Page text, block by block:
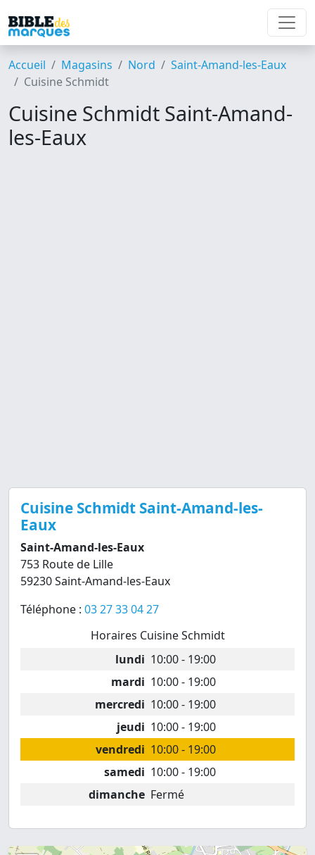
Accueil Magasins Nord
Saint-Amand-les-Eaux
Cuisine Schmidt
Cuisine Schmidt Saint-Amand-
les-Eaux
Cuisine Schmidt Saint-Amand-les-
Eaux
Saint-Amand-les-Eaux
753 Route de Lille
59230 Saint-Amand-les-Eaux
Téléphone : 03 27 33 04 27
Horaires Cuisine Schmidt
lundi 10:00 - 19:00
mardi 10:00 - 19:00
mercredi 10:00 - 19:00
jeudi 10:00 - 19:00
vendredi 10:00 - 19:00
samedi 10:00 - 19:00
dimanche Fermé